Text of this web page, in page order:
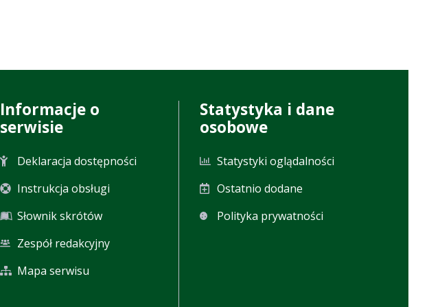
Informacje o
serwisie
Deklaracja dostępności
Instrukcja obsługi
Słownik skrótów
Zespół redakcyjny
Mapa serwisu
Statystyka i dane
osobowe
Statystyki oglądalności
Ostatnio dodane
Polityka prywatności